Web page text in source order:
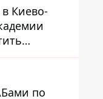
Киево-
по